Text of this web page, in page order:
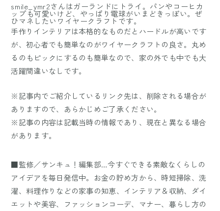
smile_ymr2さんはガーランドにトライ。パンやコーヒカ
ップも可愛いけど、やっぱり電球がいまどきっぽい。ぜ
ひマネしたいワイヤークラフトです。
手作りインテリアは本格的なものだとハードルが高いです
が、初心者でも簡単なのがワイヤークラフトの良さ。丸め
るのもピックにするのも簡単なので、家の外でも中でも大
活躍間違いなしです。
※記事内でご紹介しているリンク先は、削除される場合が
ありますので、あらかじめご了承ください。
※記事の内容は記載当時の情報であり、現在と異なる場合
があります。
■監修／サンキュ！編集部…今すぐできる素敵なくらしの
アイデアを毎日発信中。お金の貯め方から、時短掃除、洗
濯、料理作りなどの家事の知恵、インテリア＆収納、ダイ
エットや美容、ファッションコーデ、マナー、暮らし方の